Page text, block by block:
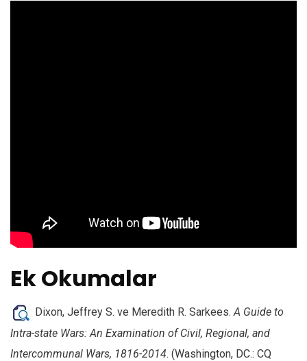
Ek Okumalar
Dixon, Jeffrey S. ve Meredith R. Sarkees.A Guide to
Intra-state Wars: An Examination of Civil, Regional, and
Intercommunal Wars, 1816-2014. (Washington, DC.: CQ